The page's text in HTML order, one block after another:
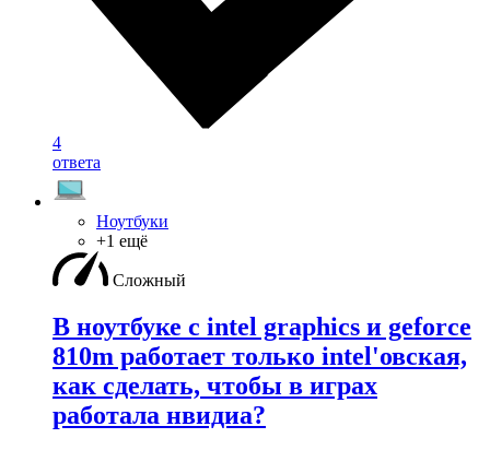
4
ответа
Ноутбуки
+1 ещё
Сложный
В ноутбуке с intel graphics и geforce
810m работает только intel'овская,
как сделать, чтобы в играх
работала нвидиа?